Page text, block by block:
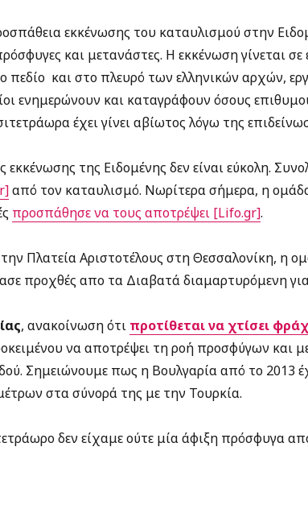
εκκένωσης του καταυλισμού στην
και μετανάστες. Η εκκένωση γίνεται σε
πεδίο και στο πλευρό των ελληνικών αρχών,
ενημερώνουν και καταγράφουν όσους
έχει γίνει αβίωτος λόγω της
εκκένωσης της Ειδομένης δεν είναι εύκολη.
από τον καταυλισμό. Νωρίτερα σήμερα, η
προσπάθησε να τους αποτρέψει [Lifo.gr].
Πλατεία Αριστοτέλους στη Θεσσαλονίκη, η
προχθές απο τα Διαβατά διαμαρτυρόμενη
, ανακοίνωση ότι προτίθεται να χτίσει
να αποτρέψει τη ροή προσφύγων και
Σημειώνουμε πως η Βουλγαρία από το 2013
στα σύνορά της με την Τουρκία.
δεν είχαμε ούτε μία άφιξη πρόσφυγα